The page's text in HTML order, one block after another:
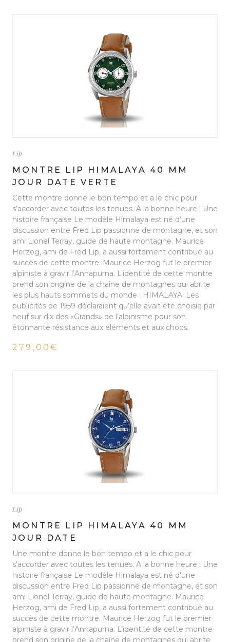
Lip
MONTRE LIP HIMALAYA 40 MM
JOUR DATE VERTE
Cette montre donne le bon tempo et a le chic pour
s’accorder avec toutes les tenues. A la bonne heure ! Une
histoire française Le modèle Himalaya est né d’une
discussion entre Fred Lip passionné de montagne, et son
ami Lionel Terray, guide de haute montagne. Maurice
Herzog, ami de Fred Lip, a aussi fortement contribué au
succès de cette montre. Maurice Herzog fut le premier
alpiniste à gravir l’Annapurna. L’identité de cette montre
prend son origine de la chaîne de montagnes qui abrite
les plus hauts sommets du monde : HIMALAYA. Les
publicités de 1959 déclaraient qu’elle avait été choisie par
neuf sur dix des «Grands» de l’alpinisme pour son
étonnante résistance aux éléments et aux chocs.
279,00€
Lip
MONTRE LIP HIMALAYA 40 MM
JOUR DATE
Une montre donne le bon tempo et a le chic pour
s’accorder avec toutes les tenues. A la bonne heure ! Une
histoire française Le modèle Himalaya est né d’une
discussion entre Fred Lip passionné de montagne, et son
ami Lionel Terray, guide de haute montagne. Maurice
Herzog, ami de Fred Lip, a aussi fortement contribué au
succès de cette montre. Maurice Herzog fut le premier
alpiniste à gravir l’Annapurna. L’identité de cette montre
prend son origine de la chaîne de montagnes qui abrite